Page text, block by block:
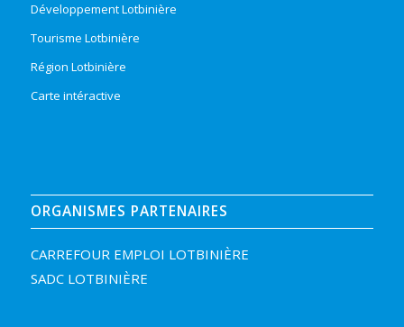
Développement Lotbinière
Tourisme Lotbinière
Région Lotbinière
Carte intéractive
ORGANISMES PARTENAIRES
CARREFOUR EMPLOI LOTBINIÈRE
SADC LOTBINIÈRE